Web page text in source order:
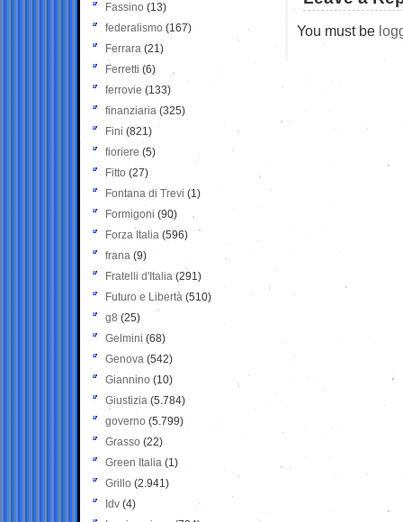
You must be
Fassino (13)
federalismo (167)
Ferrara (21)
Ferretti (6)
ferrovie (133)
finanziaria (325)
Fini (821)
fioriere (5)
Fitto (27)
Fontana di Trevi (1)
Formigoni (90)
Forza Italia (596)
frana (9)
Fratelli d'Italia (291)
Futuro e Libertà (510)
g8 (25)
Gelmini (68)
Genova (542)
Giannino (10)
Giustizia (5.784)
governo (5.799)
Grasso (22)
Green Italia (1)
Grillo (2.941)
Idv (4)